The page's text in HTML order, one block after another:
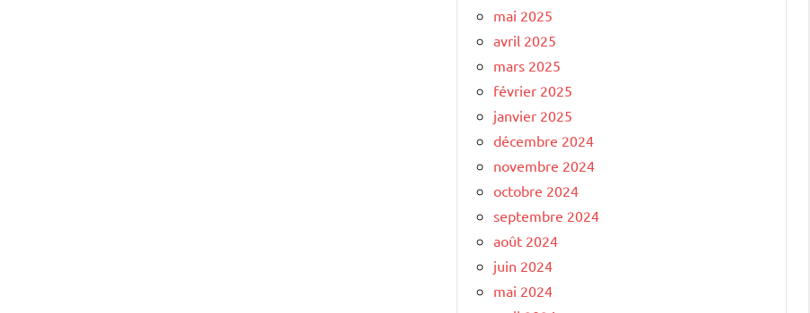
mai 2025
avril 2025
mars 2025
février 2025
janvier 2025
décembre 2024
novembre 2024
octobre 2024
septembre 2024
août 2024
juin 2024
mai 2024